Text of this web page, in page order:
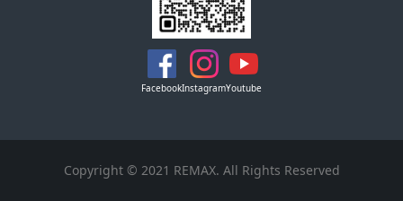
FacebookInstagramYoutube
Copyright © 2021 REMAX. All Rights Reserved